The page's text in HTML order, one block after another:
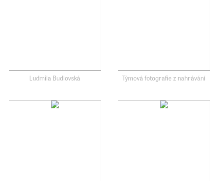
Ludmila Budlovská Týmová fotografie z nahrávání